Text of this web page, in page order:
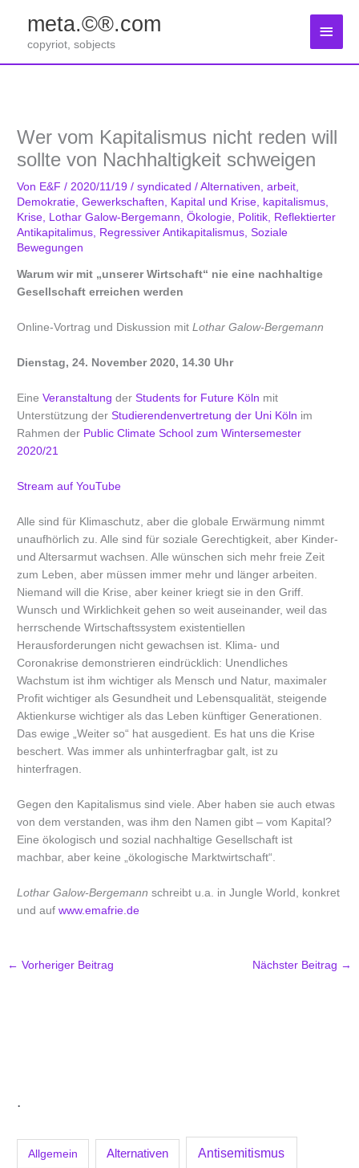
springen
meta.©®.com
copyriot, sobjects
.
Allgemein Alternativen Antisemitismus
Wer vom Kapitalismus nicht reden will
sollte von Nachhaltigkeit schweigen
Von E&F/ 2020/11/19/syndicated /Alternativen ,arbeit
Demokratie ,Gewerkschaften Kapital und Krise kapitalismus
Krise Lothar Galow-Bergemann ,Ökologie Politik Reflektierter
Antikapitalimus Regressiver Antikapitalismus ,Soziale
Bewegungen
Warum wir mit „unserer Wirtschaft“ nie eine nachhaltige
Gesellschaft erreichen werden
Online-Vortrag und Diskussion mitLothar Galow-Bergemann
Dienstag, 24. November 2020, 14.30 Uhr
EineVeranstaltung derStudents for Future Köln mit
Unterstützung derStudierendenvertretung der Uni Köln im
Rahmen der Public Climate School zum Wintersemester
2020/21
Stream auf YouTube
Alle sind für Klimaschutz, aber die globale Erwärmung nimmt
unaufhörlich zu. Alle sind für soziale Gerechtigkeit, aber Kinder-
und Altersarmut wachsen. Alle wünschen sich mehr freie Zeit
zum Leben, aber müssen immer mehr und länger arbeiten.
Niemand will die Krise, aber keiner kriegt sie in den Griff.
Wunsch und Wirklichkeit gehen so weit auseinander, weil das
herrschende Wirtschaftssystem existentiellen
Herausforderungen nicht gewachsen ist. Klima- und
Coronakrise demonstrieren eindrücklich: Unendliches
Wachstum ist ihm wichtiger als Mensch und Natur, maximaler
Profit wichtiger als Gesundheit und Lebensqualität, steigende
Aktienkurse wichtiger als das Leben künftiger Generationen.
Das ewige „Weiter so“ hat ausgedient. Es hat uns die Krise
beschert. Was immer als unhinterfragbar galt, ist zu
hinterfragen.
Gegen den Kapitalismus sind viele. Aber haben sie auch etwas
von dem verstanden, was ihm den Namen gibt – vom Kapital?
Eine ökologisch und sozial nachhaltige Gesellschaft ist
machbar, aber keine „ökologische Marktwirtschaft“.
Lothar Galow-Bergemann schreibt u.a. in Jungle World, konkret
und aufwww.emafrie.de
← Vorheriger Beitrag Nächster Beitrag →